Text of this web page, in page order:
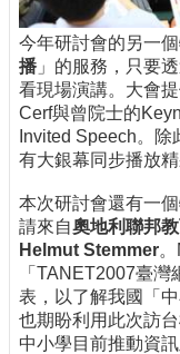
今年研討會的另一
播 」的服務，只要
看現場演講。大會
Cerf與曾院士的
Invited Speech。
有大銀幕同步播放精
本次研討會還有一
請來自奧地利聯邦
Helmut Stemmer
「TANET2007臺
表，以了解我國「
也期盼利用此次訪
中小學目前推動資